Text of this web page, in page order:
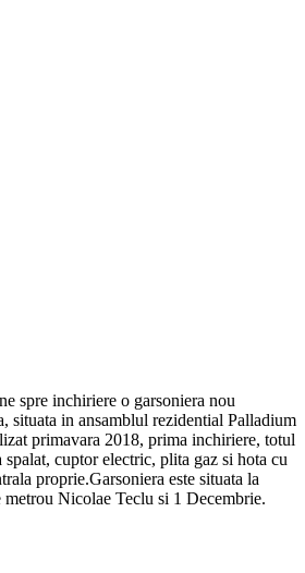
spre inchiriere o garsoniera nou
situata in ansamblul rezidential Palladium
primavara 2018, prima inchiriere, totul
cuptor electric, plita gaz si hota cu
proprie.Garsoniera este situata la
metrou Nicolae Teclu si 1 Decembrie.